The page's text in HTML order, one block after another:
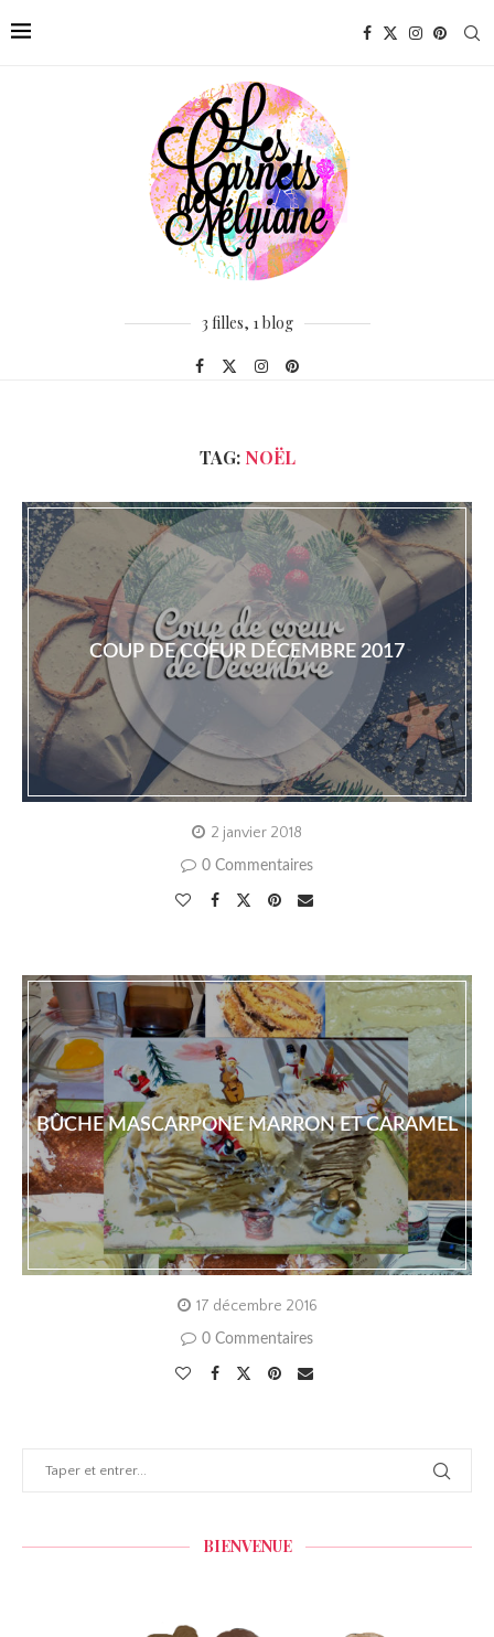
3 filles, 1 blog
TAG: NOËL
COUP DE COEUR DÉCEMBRE 2017
2 janvier 2018
0 Commentaires
BÛCHE MASCARPONE MARRON ET CARAMEL
17 décembre 2016
0 Commentaires
BIENVENUE